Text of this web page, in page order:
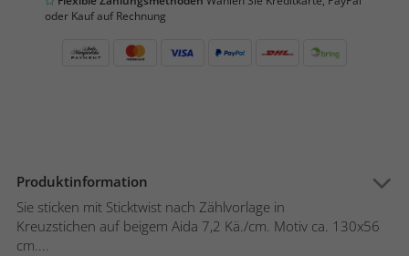
oder Kauf auf Rechnung
Produktinformation
Sie sticken mit Sticktwist nach Zählvorlage in
Kreuzstichen auf beigem Aida 7,2 Kä./cm. Motiv ca. 130x56
cm....